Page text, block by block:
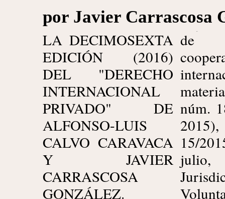
por Javier Carrascosa
LA DECIMOSEXTA
EDICIÓN (2016)
DEL "DERECHO
INTERNACIONAL
PRIVADO" DE
ALFONSO-LUIS
CALVO CARAVACA
Y JAVIER
CARRASCOSA
GONZÁLEZ.
de
núm.
15/
2/
del
octubre